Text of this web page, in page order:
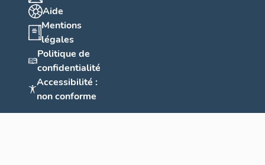
Aide
Mentions
légales
Politique de
confidentialité
Accessibilité :
non conforme